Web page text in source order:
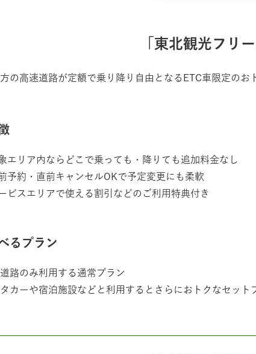
「東北観光フリ
の高速道路が定額で乗り降り自由となるETC車限定のお
エリア内ならどこで乗っても・降りても追加料金なし
予約・直前キャンセルOKで予定変更にも柔軟
ビスエリアで使える割引などのご利用特典付き
るプラン
路のみ利用する通常プラン
タカーや宿泊施設などと利用するとさらにおトクなセット